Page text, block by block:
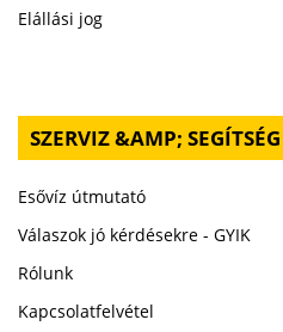
Elállási jog
SZERVIZ &AMP; SEGÍTSÉG
Esővíz útmutató
Válaszok jó kérdésekre - GYIK
Rólunk
Kapcsolatfelvétel